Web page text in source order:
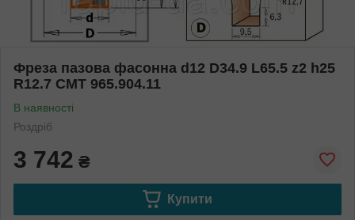
Фреза пазова фасонна d12 D34.9 L65.5 z2 h25
R12.7 СМТ 965.904.11
В наявності
Роздріб
3 742 ₴
Купити